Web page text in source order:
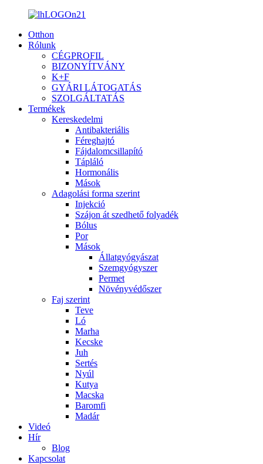
Otthon
Rólunk
CÉGPROFIL
BIZONYÍTVÁNY
K+F
GYÁRI LÁTOGATÁS
SZOLGÁLTATÁS
Termékek
Kereskedelmi
Antibakteriális
Féreghajtó
Fájdalomcsillapító
Tápláló
Hormonális
Mások
Adagolási forma szerint
Injekció
Szájon át szedhető folyadék
Bólus
Por
Mások
Állatgyógyászat
Szemgyógyszer
Permet
Növényvédőszer
Faj szerint
Teve
Ló
Marha
Kecske
Juh
Sertés
Nyúl
Kutya
Macska
Baromfi
Madár
Videó
Hír
Blog
Kapcsolat